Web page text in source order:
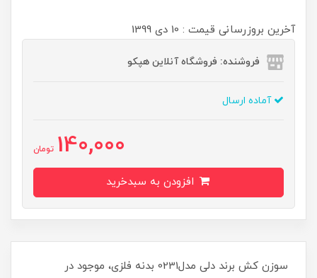
آخرین بروزرسانی قیمت : 10 دی 1399
فروشنده: فروشگاه آنلاین هپکو
آماده ارسال
140,000 تومان
سوزن کش برند دلی مدل0231 بدنه فلزی، موجود در